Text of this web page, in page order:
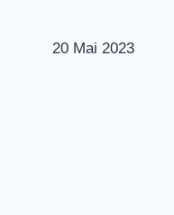
20 Mai 2023